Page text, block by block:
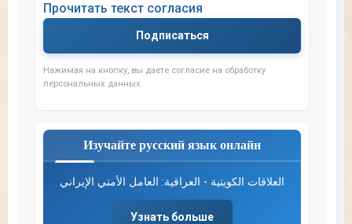
Прочитать текст согласия
Подписаться
Нажимая на кнопку, вы даете согласие на обработку
персональных данных.
Изучайте русский язык онлайн
العلاقات الكويتية - العراقية: العامل الأمني الإيراني
Узнать больше